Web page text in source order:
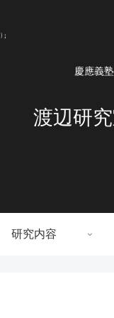
慶應義
渡辺研
研究内容